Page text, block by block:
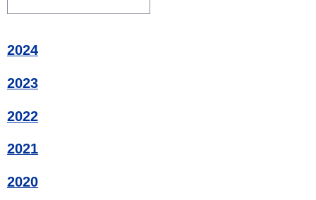
2024
2023
2022
2021
2020